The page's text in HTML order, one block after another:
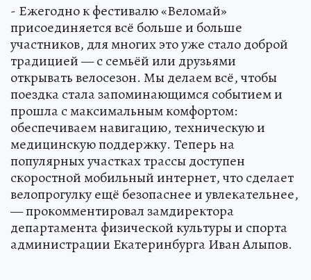
- Ежегодно к фестивалю «Веломай»
присоединяется всё больше и больше
участников, для многих это уже стало доброй
традицией — с семьёй или друзьями
открывать велосезон. Мы делаем всё, чтобы
поездка стала запоминающимся событием и
прошла с максимальным комфортом:
обеспечиваем навигацию, техническую и
медицинскую поддержку. Теперь на
популярных участках трассы доступен
скоростной мобильный интернет, что сделает
велопрогулку ещё безопаснее и увлекательнее,
— прокомментировал замдиректора
департамента физической культуры и спорта
администрации Екатеринбурга Иван Алыпов.